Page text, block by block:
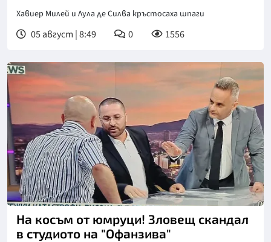
Хавиер Милей и Лула де Силва кръстосаха шпаги
05 август | 8:49 0 1556
На косъм от юмруци! Зловещ скандал
в студиото на "Офанзива"